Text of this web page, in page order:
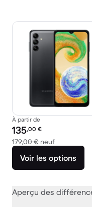
À partir de
Prix reconditionné :
135,00 €
179,00 € neufcontre
Voir les options
Aperçu des